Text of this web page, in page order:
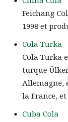
Feichang
1998 et
Cola Turka
Cola Turka
turque
Allemagne,
la France,
Cuba Cola